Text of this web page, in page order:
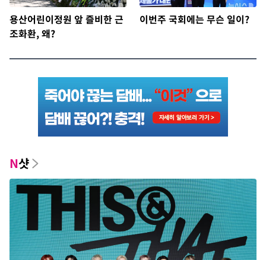
용산어린이정원 앞 즐비한 근
조화환, 왜?
이번주 국회에는 무슨 일이?
N샷